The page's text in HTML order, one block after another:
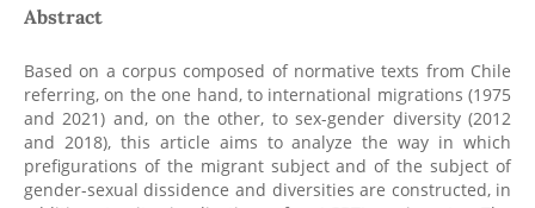
Abstract
Based on a corpus composed of normative texts from Chile
referring, on the one hand, to international migrations (1975
and 2021) and, on the other, to sex-gender diversity (2012
and 2018), this article aims to analyze the way in which
prefigurations of the migrant subject and of the subject of
gender-sexual dissidence and diversities are constructed, in